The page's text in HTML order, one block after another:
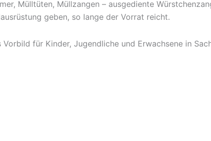
Mülltüten, Müllzangen – ausgediente
geben, so lange der Vorrat reicht.
für Kinder, Jugendliche und Erwachsene in